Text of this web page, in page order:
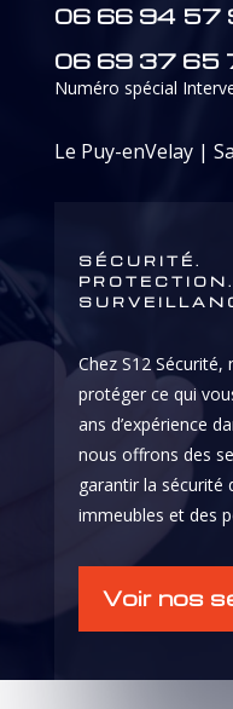
06 66 94 57
06 69 37 65
Numéro spécial
Le Puy-enVelay |
SÉCURITÉ.
PROTECTION.
Chez S12
protéger ce qui
ans d’expérience
nous offrons des
garantir la sécurité
immeubles et des
Voir nos